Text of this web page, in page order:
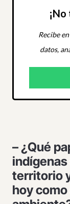
Recibe
datos,
– ¿Qué
indígenas
territorio
hoy